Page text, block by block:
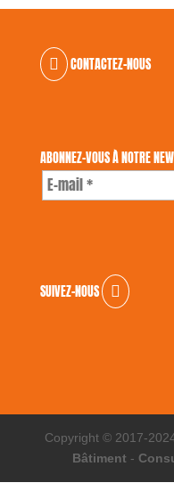
CONTACTEZ-NOUS
ABONNEZ-VOUS À NOTRE
SUIVEZ-NOUS
Copyright © 2017-
Bâtiment -